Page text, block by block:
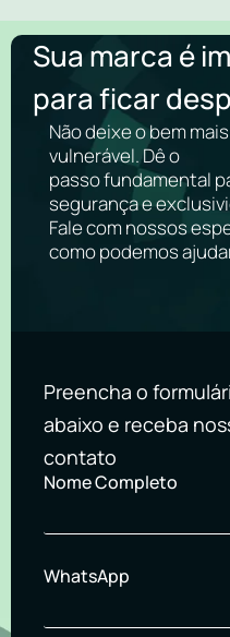
Sua marca é
para ficar
Não deixe o bem
vulnerável. Dê o
passo fundamental
segurança e
Fale com nossos
como podemos
Preencha o
abaixo e receba
contato
Nome Completo
WhatsApp